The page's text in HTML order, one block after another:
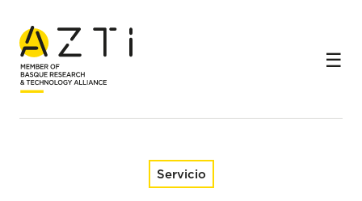
Inicio
Servicios
Estimación de carbono azul y diseño de soluciones
basadas en la naturaleza
Servicio